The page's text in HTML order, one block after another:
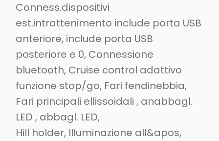
Conness.dispositivi
est.intrattenimento include porta USB
anteriore, include porta USB
posteriore e 0, Connessione
bluetooth, Cruise control adattivo
funzione stop/go, Fari fendinebbia,
Fari principali ellissoidali , anabbagl.
LED , abbagl. LED,
Hill holder, Illuminazione all&apos,